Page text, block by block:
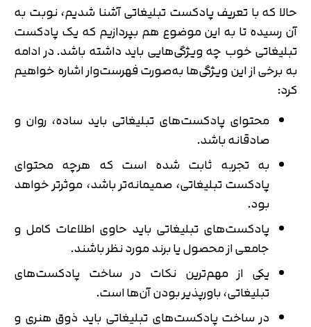
حالا که با تعریف پادکست تبلیغاتی آشنا شدیم، نوبت به
آن رسیده تا به این موضوع هم بپردازیم که یک پادکست
تبلیغاتی خوب چه ویژگی‌هایی باید داشته باشد. در ادامه
به برخی از این ویژگی‌ها به‌صورت فهرست‌وار اشاره خواهیم
کرد:
محتوای پادکست‌های تبلیغاتی باید ساده، روان و
صادقانه باشد.
به تجربه ثابت شده است که هرچه محتوای
پادکست تبلیغاتی، صمیمانه‌تر باشد، موثرتر خواهد
بود.
پادکست‌های تبلیغاتی باید حاوی اطلاعات کامل و
جامعی از محصول یا برند مورد نظر باشند.
یکی از مهم‌ترین نکات در ساخت پادکست‌های
تبلیغاتی، باورپذیر بودن آن‌ها است.
در ساخت پادکست‌های تبلیغاتی باید ذوق هنری و